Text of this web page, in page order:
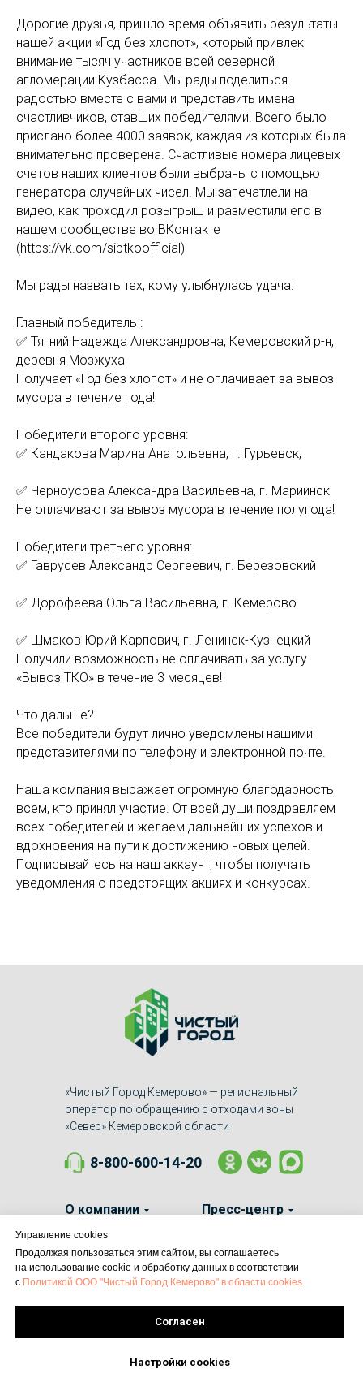
Дорогие друзья, пришло время объявить результаты
нашей акции «Год без хлопот», который привлек
внимание тысяч участников всей северной
агломерации Кузбасса. Мы рады поделиться
радостью вместе с вами и представить имена
счастливчиков, ставших победителями. Всего было
прислано более 4000 заявок, каждая из которых была
внимательно проверена. Счастливые номера лицевых
счетов наших клиентов были выбраны с помощью
генератора случайных чисел. Мы запечатлели на
видео, как проходил розыгрыш и разместили его в
нашем сообществе во ВКонтакте
(https://vk.com/sibtkoofficial)
Мы рады назвать тех, кому улыбнулась удача:
Главный победитель :
✅ Тягний Надежда Александровна, Кемеровский р-н,
деревня Мозжуха
Получает «Год без хлопот» и не оплачивает за вывоз
мусора в течение года!
Победители второго уровня:
✅ Кандакова Марина Анатольевна, г. Гурьевск,
✅ Черноусова Александра Васильевна, г. Мариинск
Не оплачивают за вывоз мусора в течение полугода!
Победители третьего уровня:
✅ Гаврусев Александр Сергеевич, г. Березовский
✅ Дорофеева Ольга Васильевна, г. Кемерово
✅ Шмаков Юрий Карпович, г. Ленинск-Кузнецкий
Получили возможность не оплачивать за услугу
«Вывоз ТКО» в течение 3 месяцев!
Что дальше?
Все победители будут лично уведомлены нашими
представителями по телефону и электронной почте.
Наша компания выражает огромную благодарность
всем, кто принял участие. От всей души поздравляем
всех победителей и желаем дальнейших успехов и
вдохновения на пути к достижению новых целей.
Подписывайтесь на наш аккаунт, чтобы получать
уведомления о предстоящих акциях и конкурсах.
8-800-600-14-20
О компании
Законодательство
Пресс-центр
Обратная связь
«Чистый Город Кемерово» — региональный
оператор по обращению с отходами зоны
«Север» Кемеровской области
Управление cookies
Продолжая пользоваться этим сайтом, вы соглашаетесь
на использование cookie и обработку данных в соответствии
с Политикой ООО "Чистый Город Кемерово" в области cookies.
Согласен
Настройки cookies